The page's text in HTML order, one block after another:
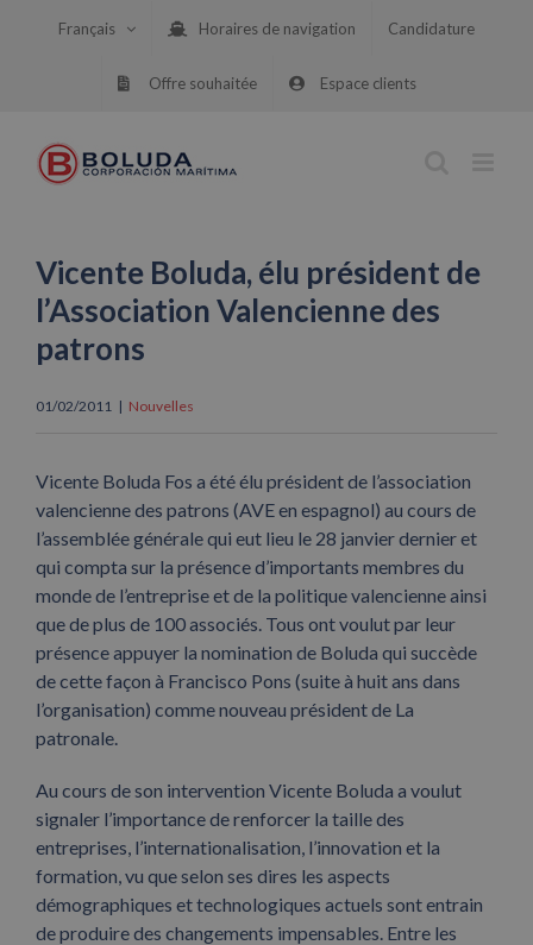
Français Horaires de navigation Candidature
Offre souhaitée Espace clients
Vicente Boluda, élu président de
l’Association Valencienne des
patrons
01/02/2011 | Nouvelles
Vicente Boluda Fos a été élu président de l’association
valencienne des patrons (AVE en espagnol) au cours de
l’assemblée générale qui eut lieu le 28 janvier dernier et
qui compta sur la présence d’importants membres du
monde de l’entreprise et de la politique valencienne ainsi
que de plus de 100 associés. Tous ont voulut par leur
présence appuyer la nomination de Boluda qui succède
de cette façon à Francisco Pons (suite à huit ans dans
l’organisation) comme nouveau président de La
patronale.
Au cours de son intervention Vicente Boluda a voulut
signaler l’importance de renforcer la taille des
entreprises, l’internationalisation, l’innovation et la
formation, vu que selon ses dires les aspects
démographiques et technologiques actuels sont entrain
de produire des changements impensables. Entre les